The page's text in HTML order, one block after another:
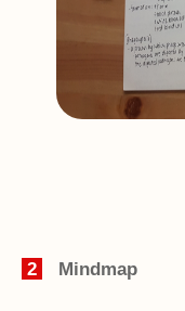
2 Mindmap